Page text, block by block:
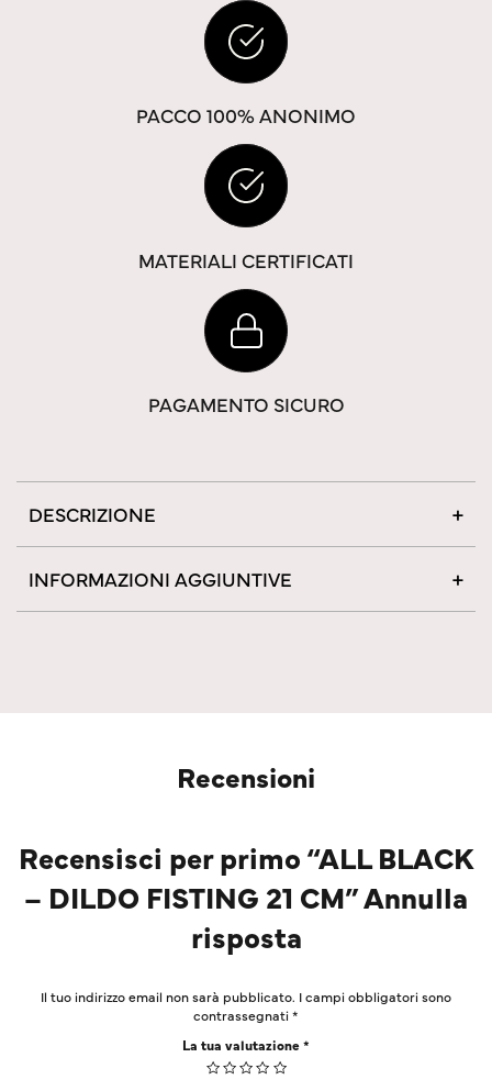
PACCO 100% ANONIMO
MATERIALI CERTIFICATI
PAGAMENTO SICURO
DESCRIZIONE
INFORMAZIONI AGGIUNTIVE
Recensioni
Recensisci per primo “ALL BLACK
– DILDO FISTING 21 CM” Annulla
risposta
Il tuo indirizzo email non sarà pubblicato. I campi obbligatori sono
contrassegnati*
La tua valutazione*